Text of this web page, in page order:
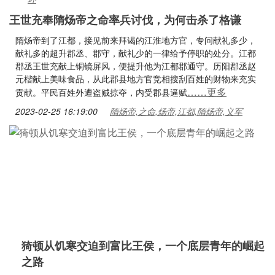
王世充奉隋炀帝之命率兵讨伐，为何击杀了格谦
隋炀帝到了江都，接见前来拜谒的江淮地方官，专问献礼多少，
献礼多的超升郡丞、郡守，献礼少的一律给予停职的处分。江都
郡丞王世充献上铜镜屏风，便提升他为江都郡通守。历阳郡丞赵
元楷献上美味食品，从此郡县地方官竞相搜刮百姓的财物来充实
贡献。平民百姓外遭盗贼掠夺，内受郡县逼赋……更多
2023-02-25 16:19:00 隋炀帝,之命,炀帝,江都,隋炀帝,义军
猗顿从饥寒交迫到富比王侯，一个底层青年的崛起
之路